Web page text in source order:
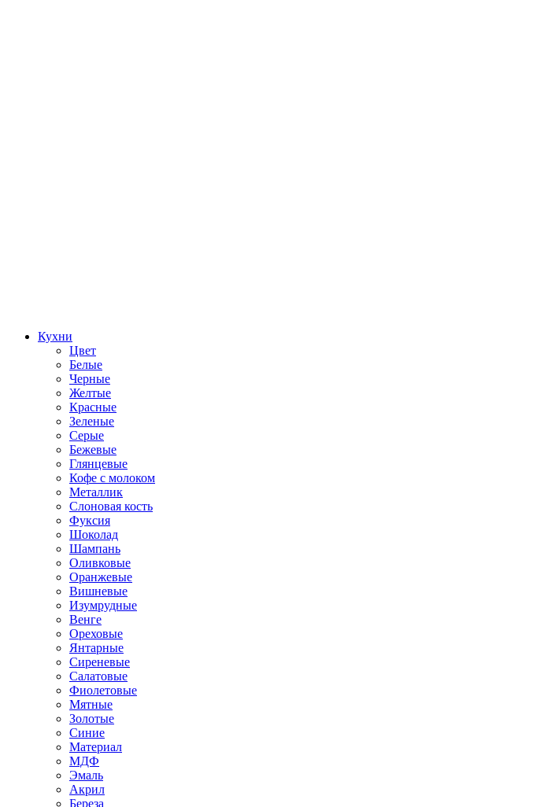
Кухни
Цвет
Белые
Черные
Желтые
Красные
Зеленые
Серые
Бежевые
Глянцевые
Кофе с молоком
Металлик
Слоновая кость
Фуксия
Шоколад
Шампань
Оливковые
Оранжевые
Вишневые
Изумрудные
Венге
Ореховые
Янтарные
Сиреневые
Салатовые
Фиолетовые
Мятные
Золотые
Синие
Материал
МДФ
Эмаль
Акрил
Береза